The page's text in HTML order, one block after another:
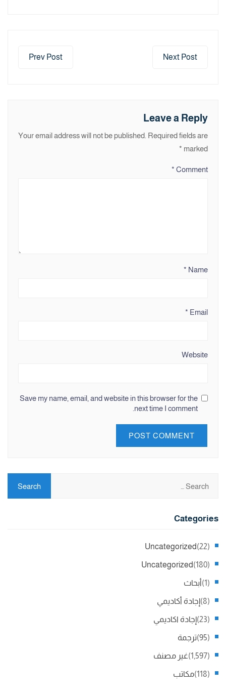
Prev Post Next Post
Leave a Reply
Your email address will not be published. Required fields are
marked
*
Comment
*
Name
*
Email
*
Website
Save my name, email, and website in this browser for the
next time I comment.
Categories
Uncategorized (22)
Uncategorized (180)
أبحاث (1)
إجادة أكاديمي (8)
إجادة اكاديمي (23)
ترجمة (95)
غير مصنف (1,597)
مكاتب (118)